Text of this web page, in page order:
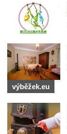
výběžek.eu